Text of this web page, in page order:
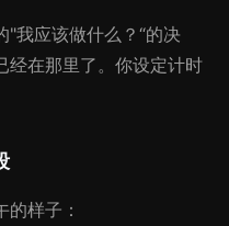
"我应该做什么？“的决
经在那里了。你设定计时
样子：